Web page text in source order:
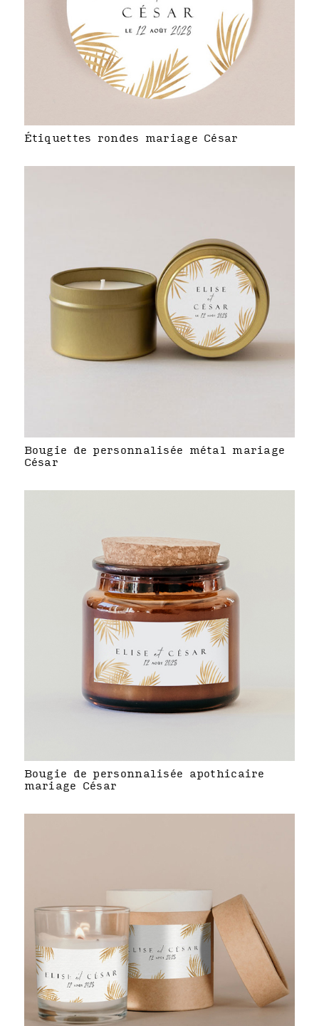
Étiquettes rondes mariage César
Bougie de personnalisée métal mariage
César
Bougie de personnalisée apothicaire
mariage César